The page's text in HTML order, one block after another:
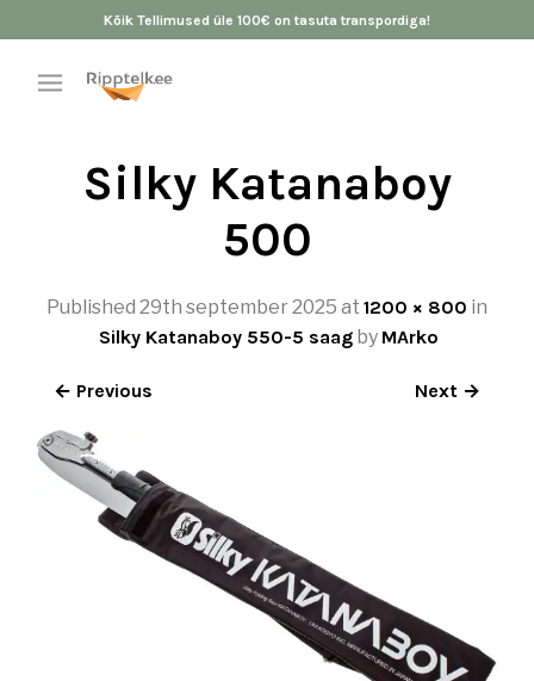
Kõik Tellimused üle 100€ on tasuta transpordiga!
Silky Katanaboy
500
Published 29th september 2025 at 1200 × 800 in
Silky Katanaboy 550-5 saag by MArko
← Previous Next →